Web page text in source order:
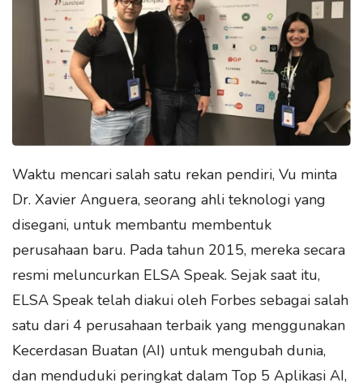
Waktu mencari salah satu rekan pendiri, Vu minta
Dr. Xavier Anguera, seorang ahli teknologi yang
disegani, untuk membantu membentuk
perusahaan baru. Pada tahun 2015, mereka secara
resmi meluncurkan ELSA Speak. Sejak saat itu,
ELSA Speak telah diakui oleh Forbes sebagai salah
satu dari 4 perusahaan terbaik yang menggunakan
Kecerdasan Buatan (AI) untuk mengubah dunia,
dan menduduki peringkat dalam Top 5 Aplikasi AI,